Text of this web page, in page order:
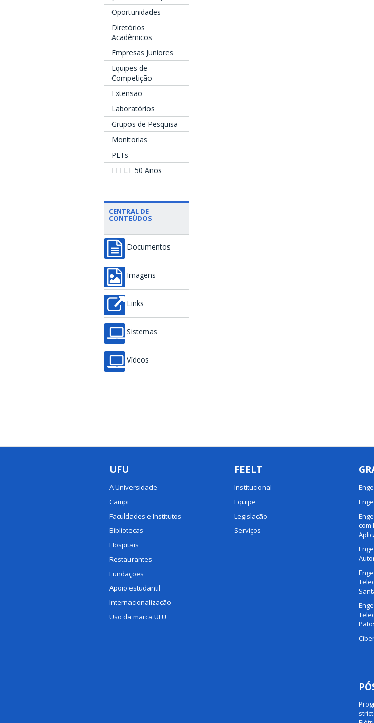
Oportunidades
Diretórios
Acadêmicos
Empresas Juniores
Equipes de
Competição
Extensão
Laboratórios
Grupos de Pesquisa
Monitorias
PETs
FEELT 50 Anos
CENTRAL DE
CONTEÚDOS
Documentos
Imagens
Links
Sistemas
Vídeos
UFU
A Universidade
Campi
Faculdades e Institutos
Bibliotecas
Hospitais
Restaurantes
Fundações
Apoio estudantil
Internacionalização
Uso da marca UFU
FEELT
Institucional
Equipe
Legislação
Serviços
com